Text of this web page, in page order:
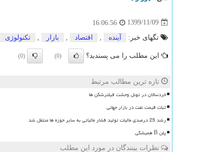
1399/11/09
16:06:56
تگهای خبر: آینده اقتصاد بازار تكنولوژی
این مطلب را می پسندید؟ (0)
(0)
تازه ترین مطالب مرتبط
خردسالان در تونل وحشت فیلترشکن ها
ثبات قیمت نفت در بازار جهانی
رشد 25 درصدی مالیات تولید فشار مالیاتی به سایر حوزه ها منتقل شد
پلن B همیشگی
نظرات بینندگان در مورد این مطلب